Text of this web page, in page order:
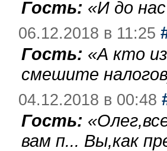
Гость: «И до
06.12.2018 в 11:25
Гость: «А кто
смешите
04.12.2018 в 00:48
Гость: «
вам п... Вы,как